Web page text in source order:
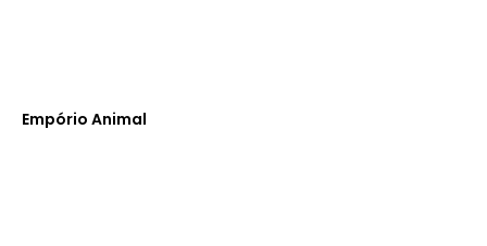
Empório Animal